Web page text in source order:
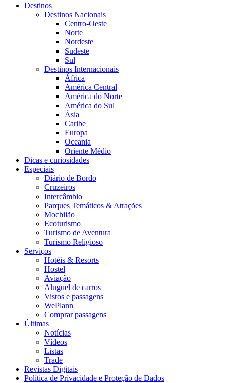
Destinos
Destinos Nacionais
Centro-Oeste
Norte
Nordeste
Sudeste
Sul
Destinos Internacionais
África
América Central
América do Norte
América do Sul
Ásia
Caribe
Europa
Oceania
Oriente Médio
Dicas e curiosidades
Especiais
Diário de Bordo
Cruzeiros
Intercâmbio
Parques Temáticos & Atrações
Mochilão
Ecoturismo
Turismo de Aventura
Turismo Religioso
Serviços
Hotéis & Resorts
Hostel
Aviação
Aluguel de carros
Vistos e passagens
WePlann
Comprar passagens
Últimas
Notícias
Vídeos
Listas
Trade
Revistas Digitais
Política de Privacidade e Proteção de Dados